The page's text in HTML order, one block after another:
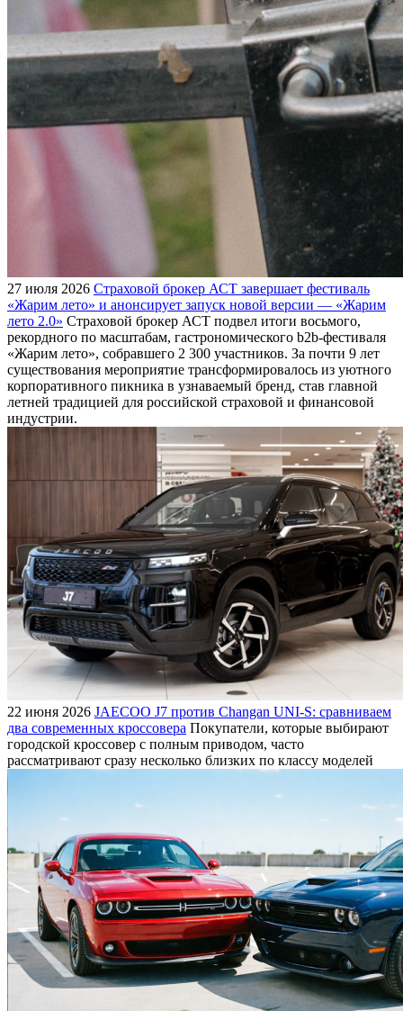
27 июля 2026 Страховой брокер АСТ завершает фестиваль
«Жарим лето» и анонсирует запуск новой версии — «Жарим
лето 2.0» Страховой брокер АСТ подвел итоги восьмого,
рекордного по масштабам, гастрономического b2b-фестиваля
«Жарим лето», собравшего 2 300 участников. За почти 9 лет
существования мероприятие трансформировалось из уютного
корпоративного пикника в узнаваемый бренд, став главной
летней традицией для российской страховой и финансовой
индустрии.
22 июня 2026 JAECOO J7 против Changan UNI-S: сравниваем
два современных кроссовера Покупатели, которые выбирают
городской кроссовер с полным приводом, часто
рассматривают сразу несколько близких по классу моделей